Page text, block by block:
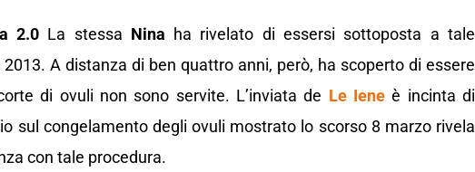
2.0 La stessa Nina ha rivelato di essersi sottoposta a tale
A distanza di ben quattro anni, però, ha scoperto di essere
di ovuli non sono servite. L’inviata de Le Iene è incinta di
sul congelamento degli ovuli mostrato lo scorso 8 marzo rivela
con tale procedura.